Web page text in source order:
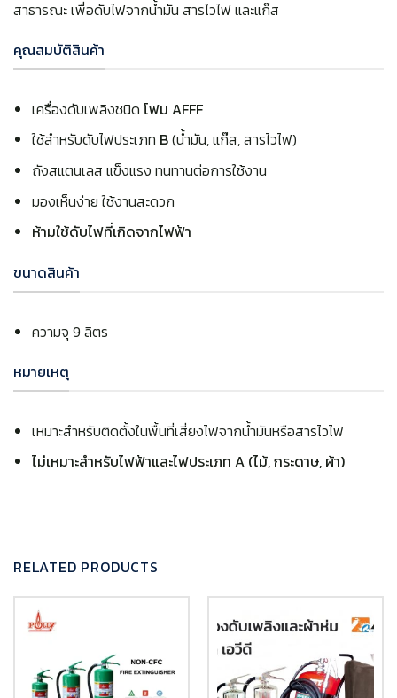
สาธารณะ เพื่อดับไฟจากน้ำมัน สารไวไฟ และแก๊ส
คุณสมบัติสินค้า
เครื่องดับเพลิงชนิด โฟม AFFF
ใช้สำหรับดับไฟประเภท B(น้ำมัน, แก๊ส, สารไวไฟ)
ถังสแตนเลส แข็งแรง ทนทานต่อการใช้งาน
มองเห็นง่าย ใช้งานสะดวก
ห้ามใช้ดับไฟที่เกิดจากไฟฟ้า
ขนาดสินค้า
ความจุ 9 ลิตร
หมายเหตุ
เหมาะสำหรับติดตั้งในพื้นที่เสี่ยงไฟจากน้ำมันหรือสารไวไฟ
ไม่เหมาะสำหรับไฟฟ้าและไฟประเภท A (ไม้, กระดาษ, ผ้า)
RELATED PRODUCTS